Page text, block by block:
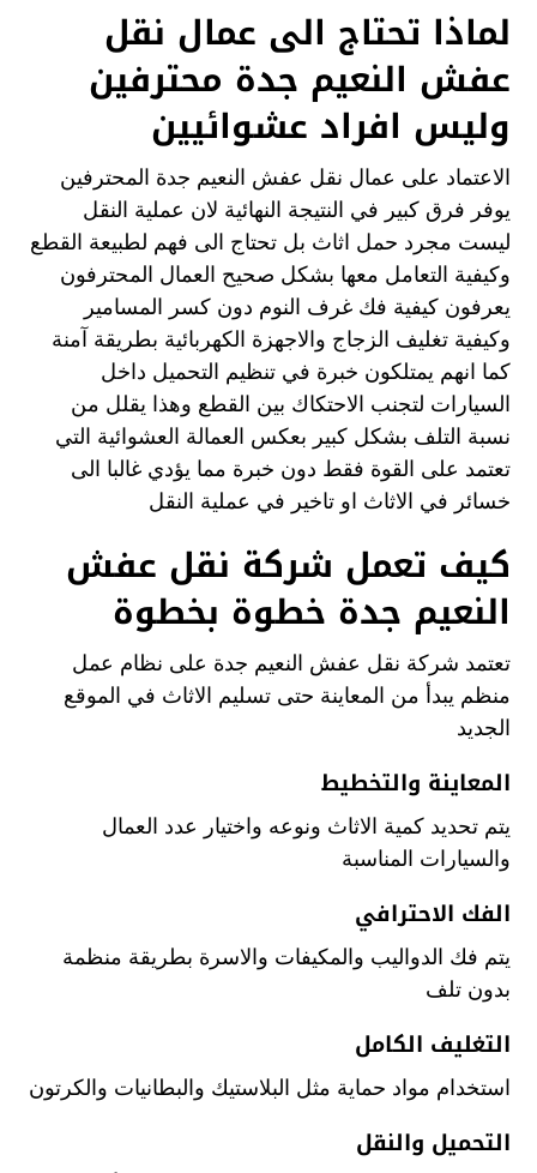
لماذا تحتاج الى عمال نقل
عفش النعيم جدة محترفين
وليس افراد عشوائيين
الاعتماد على عمال نقل عفش النعيم جدة المحترفين
يوفر فرق كبير في النتيجة النهائية لان عملية النقل
ليست مجرد حمل اثاث بل تحتاج الى فهم لطبيعة القطع
وكيفية التعامل معها بشكل صحيح العمال المحترفون
يعرفون كيفية فك غرف النوم دون كسر المسامير
وكيفية تغليف الزجاج والاجهزة الكهربائية بطريقة آمنة
كما انهم يمتلكون خبرة في تنظيم التحميل داخل
السيارات لتجنب الاحتكاك بين القطع وهذا يقلل من
نسبة التلف بشكل كبير بعكس العمالة العشوائية التي
تعتمد على القوة فقط دون خبرة مما يؤدي غالبا الى
خسائر في الاثاث او تاخير في عملية النقل
كيف تعمل شركة نقل عفش
النعيم جدة خطوة بخطوة
تعتمد شركة نقل عفش النعيم جدة على نظام عمل
منظم يبدأ من المعاينة حتى تسليم الاثاث في الموقع
الجديد
المعاينة والتخطيط
يتم تحديد كمية الاثاث ونوعه واختيار عدد العمال
والسيارات المناسبة
الفك الاحترافي
يتم فك الدواليب والمكيفات والاسرة بطريقة منظمة
بدون تلف
التغليف الكامل
استخدام مواد حماية مثل البلاستيك والبطانيات والكرتون
التحميل والنقل